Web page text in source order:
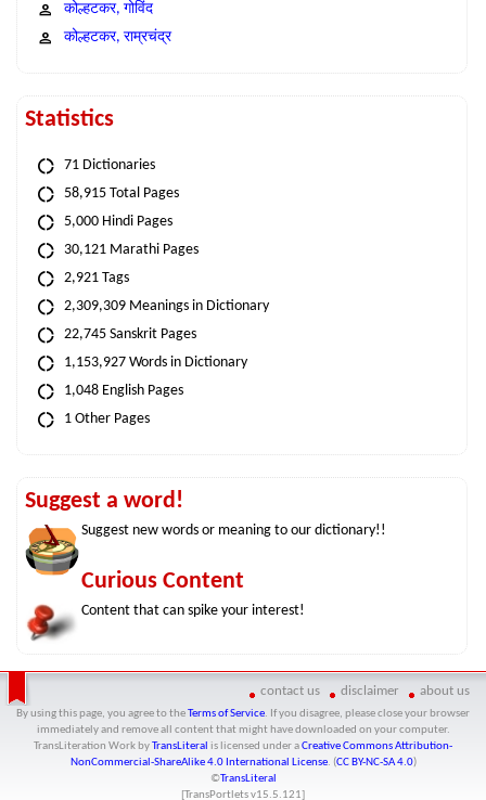
कोल्हटकर, गोविंद
कोल्हटकर, राम्रचंद्र
Statistics
71 Dictionaries
58,915 Total Pages
5,000 Hindi Pages
30,121 Marathi Pages
2,921 Tags
2,309,309 Meanings in Dictionary
22,745 Sanskrit Pages
1,153,927 Words in Dictionary
1,048 English Pages
1 Other Pages
Suggest a word!
Suggest new words or meaning to our dictionary!!
Curious Content
Content that can spike your interest!
contact us disclaimer about us
By using this page, you agree to the Terms of Service. If you disagree, please close your browser
immediately and remove all content that might have downloaded on your computer.
TransLiteration Workby TransLiteral is licensed under aCreative Commons Attribution-
NonCommercial-ShareAlike 4.0 International License. (CC BY-NC-SA 4.0)
©TransLiteral
[TransPortlets v15.5.121